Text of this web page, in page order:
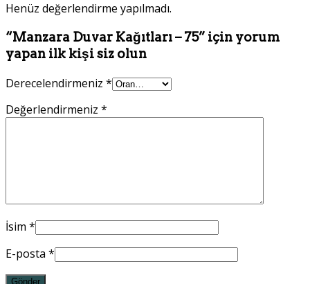
Henüz değerlendirme yapılmadı.
“Manzara Duvar Kağıtları – 75” için yorum
yapan ilk kişi siz olun
Derecelendirmeniz *
Değerlendirmeniz *
İsim *
E-posta *